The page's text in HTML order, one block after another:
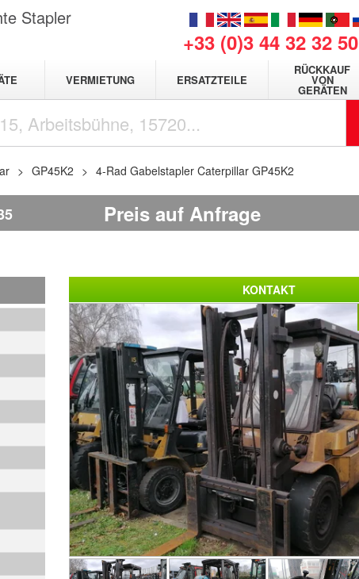
Stapler
+33 (0)3 44 32 32 50
VERMIETUNG ERSATZTEILE
RÜCKKAUF
VON
GERÄTEN
GP45K2 4-Rad Gabelstapler Caterpillar GP45K2
Preis auf Anfrage
KONTAKT